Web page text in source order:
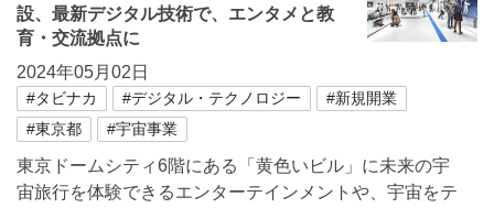
設、最新デジタル技術で、エンタメと教
育・交流拠点に
2024年05月02日
#タビナカ #デジタル・テクノロジー
#新規開業
#東京都
#宇宙事業
東京ドームシティ6階にある「黄色いビル」に未来の宇
宙旅行を体験できるエンターテインメントや、宇宙をテ